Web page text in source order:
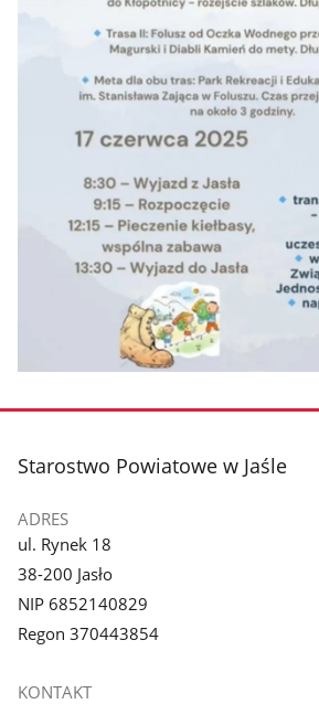
stopka
Starostwo Powiatowe w Jaśle
ADRES
ul. Rynek 18
38-200 Jasło
NIP 6852140829
Regon 370443854
KONTAKT